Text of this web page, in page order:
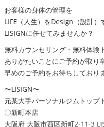
お客様の身体の管理を
LIFE（人生）をDesign（設計）
LISIGNに任せてみませんか？
無料カウンセリング・無料体験
ありがたいことにご予約が取り
早めのご予約をお待ちしており
〜LISIGN〜
元某大手パーソナルジムトップ
〇新町本店
大阪府 大阪市西区新町2-11-3